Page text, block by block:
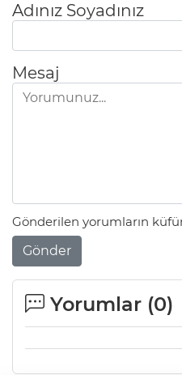
Adınız Soyadınız
Mesaj
Gönderilen yorumların
Gönder
Yorumlar (0)